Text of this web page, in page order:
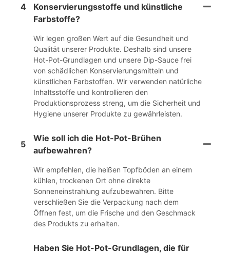
4
Konservierungsstoffe und künstliche
Farbstoffe?
Wir legen großen Wert auf die Gesundheit und
Qualität unserer Produkte. Deshalb sind unsere
Hot-Pot-Grundlagen und unsere Dip-Sauce frei
von schädlichen Konservierungsmitteln und
künstlichen Farbstoffen. Wir verwenden natürliche
Inhaltsstoffe und kontrollieren den
Produktionsprozess streng, um die Sicherheit und
Hygiene unserer Produkte zu gewährleisten.
5
Wie soll ich die Hot-Pot-Brühen
aufbewahren?
Wir empfehlen, die heißen Topfböden an einem
kühlen, trockenen Ort ohne direkte
Sonneneinstrahlung aufzubewahren. Bitte
verschließen Sie die Verpackung nach dem
Öffnen fest, um die Frische und den Geschmack
des Produkts zu erhalten.
Haben Sie Hot-Pot-Grundlagen, die für